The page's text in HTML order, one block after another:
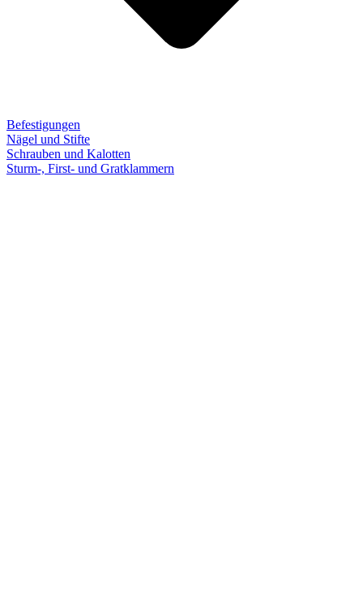
Befestigungen
Nägel und Stifte
Schrauben und Kalotten
Sturm-, First- und Gratklammern